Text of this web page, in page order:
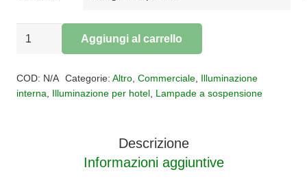
Sospensione
luci
Aggiungi al carrello
COD: N/A Categorie: Altro, Commerciale, Illuminazione
interna
Illuminazione per hotel Lampade a sospensione
Descrizione
Informazioni aggiuntive